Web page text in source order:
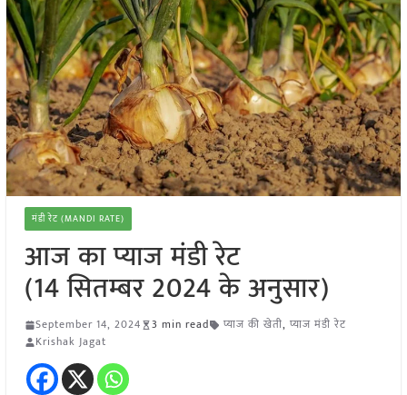
मंडी रेट (MANDI RATE)
आज का प्याज मंडी रेट
(14 सितम्बर 2024 के अनुसार)
September 14, 2024 3 min read प्याज की खेती, प्याज मंडी रेट
Krishak Jagat